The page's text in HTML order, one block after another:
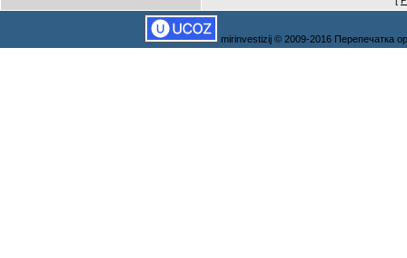
mirinvestizij © 2009-2016 Перепечатка